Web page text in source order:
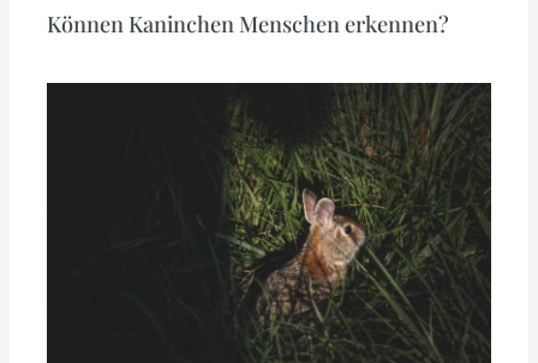
Können Kaninchen Menschen erkennen?